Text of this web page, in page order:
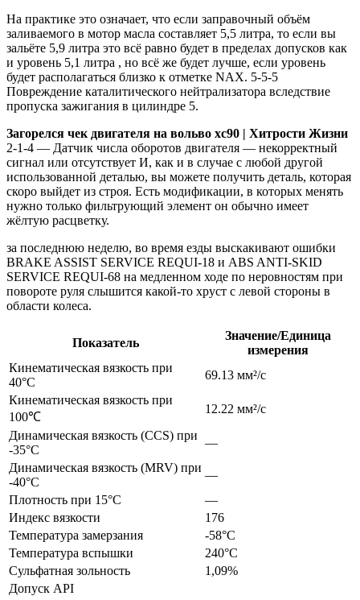
На практике это означает, что если заправочный объём
заливаемого в мотор масла составляет 5,5 литра, то если вы
зальёте 5,9 литра это всё равно будет в пределах допусков как
и уровень 5,1 литра , но всё же будет лучше, если уровень
будет располагаться близко к отметке NAX. 5-5-5
Повреждение каталитического нейтрализатора вследствие
пропуска зажигания в цилиндре 5.
Загорелся чек двигателя на вольво хс90 | Хитрости Жизни
2-1-4 — Датчик числа оборотов двигателя — некорректный
сигнал или отсутствует И, как и в случае с любой другой
использованной деталью, вы можете получить деталь, которая
скоро выйдет из строя. Есть модификации, в которых менять
нужно только фильтрующий элемент он обычно имеет
жёлтую расцветку.
за последнюю неделю, во время езды выскакивают ошибки
BRAKE ASSIST SERVICE REQUI-18 и ABS ANTI-SKID
SERVICE REQUI-68 на медленном ходе по неровностям при
повороте руля слышится какой-то хруст с левой стороны в
области колеса.
Показатель
Значение/Единица
измерения
Кинематическая вязкость при
40°C
69.13 мм²/с
Кинематическая вязкость при
100℃
12.22 мм²/с
Динамическая вязкость (CCS) при
-35°С
—
Динамическая вязкость (MRV) при
-40°С
—
Плотность при 15°C
—
Индекс вязкости
176
Температура замерзания
-58°C
Температура вспышки
240°C
Сульфатная зольность
1,09%
Допуск API